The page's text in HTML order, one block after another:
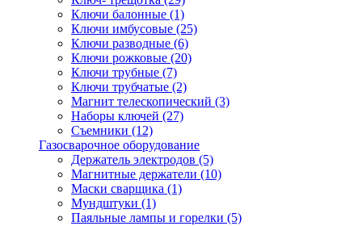
Ключи балонные (1)
Ключи имбусовые (25)
Ключи разводные (6)
Ключи рожковые (20)
Ключи трубные (7)
Ключи трубчатые (2)
Магнит телескопический (3)
Наборы ключей (27)
Съемники (12)
Газосварочное оборудование
Держатель электродов (5)
Магнитные держатели (10)
Маски сварщика (1)
Мундштуки (1)
Паяльные лампы и горелки (5)